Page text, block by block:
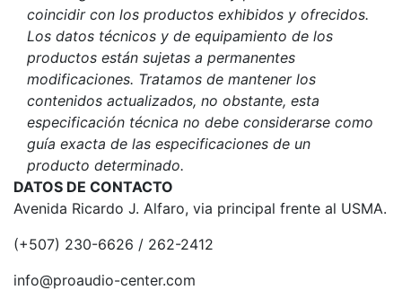
coincidir con los productos exhibidos y ofrecidos.
Los datos técnicos y de equipamiento de los
productos están sujetas a permanentes
modificaciones. Tratamos de mantener los
contenidos actualizados, no obstante, esta
especificación técnica no debe considerarse como
guía exacta de las especificaciones de un
producto determinado.
DATOS DE CONTACTO
Avenida Ricardo J. Alfaro, via principal frente al USMA.
(+507) 230-6626 / 262-2412
info@proaudio-center.com